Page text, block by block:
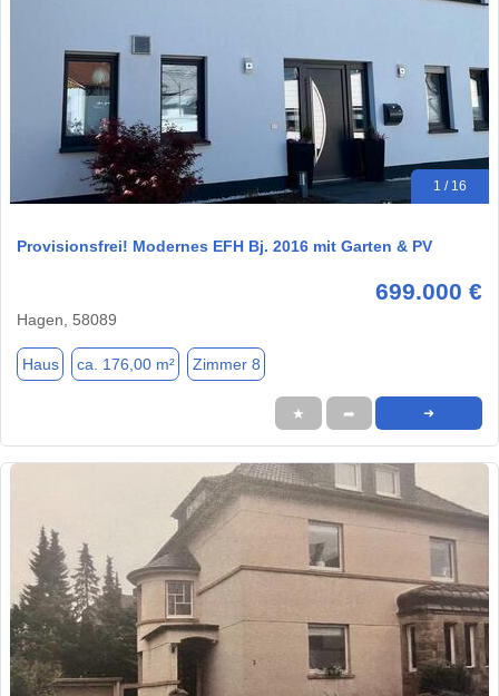
1 / 16
Provisionsfrei! Modernes EFH Bj. 2016 mit Garten & PV
699.000 €
Hagen, 58089
Haus ca. 176,00 m² Zimmer 8
★ ➦ ➜